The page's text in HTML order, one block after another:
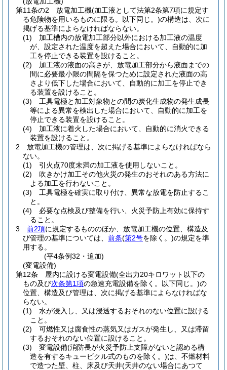
第11条の2
放電加工機(加工液として法第2条第7項に規定す
る危険物を用いるものに限る。以下同じ。)の構造は、次に
掲げる基準によらなければならない。
(1)
加工槽内の放電加工部分以外における加工液の温度
が、設定された温度を超えた場合において、自動的に加
工を停止できる装置を設けること。
(2)
加工液の液面の高さが、放電加工部分から液面までの
間に必要最小限の間隔を保つために設定された液面の高
さより低下した場合において、自動的に加工を停止でき
る装置を設けること。
(3)
工具電極と加工対象物との間の炭化生成物の発生成長
等による異常を検出した場合において、自動的に加工を
停止できる装置を設けること。
(4)
加工液に着火した場合において、自動的に消火できる
装置を設けること。
2
放電加工機の管理は、次に掲げる基準によらなければなら
ない。
(1)
引火点70度未満の加工液を使用しないこと。
(2)
吹きかけ加工その他火災の発生のおそれのある方法に
よる加工を行わないこと。
(3)
工具電極を確実に取り付け、異常な放電を防止するこ
と。
(4)
必要な点検及び整備を行い、火災予防上有効に保持す
ること。
3
前2項に規定するもののほか、放電加工機の位置、構造及
び管理の基準については、 前条(第2号を除く。)の規定を準
用する。
(平4条例32・追加)
(変電設備)
第12条
屋内に設ける変電設備(全出力20キロワット以下の
もの及び次条第1項の急速充電設備を除く。以下同じ。)の
位置、構造及び管理は、次に掲げる基準によらなければな
らない。
(1)
水が浸入し、又は浸透するおそれのない位置に設ける
こと。
(2)
可燃性又は腐食性の蒸気又はガスが発生し、又は滞留
するおそれのない位置に設けること。
(3)
変電設備(消防長が火災予防上支障がないと認める構
造を有するキュービクル式のものを除く。)は、不燃材料
で造つた壁、柱、床及び天井(天井のない場合にあつて